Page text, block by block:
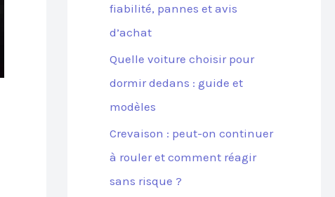
fiabilité, pannes et avis
d’achat
Quelle voiture choisir pour
dormir dedans : guide et
modèles
Crevaison : peut-on continuer
à rouler et comment réagir
sans risque ?